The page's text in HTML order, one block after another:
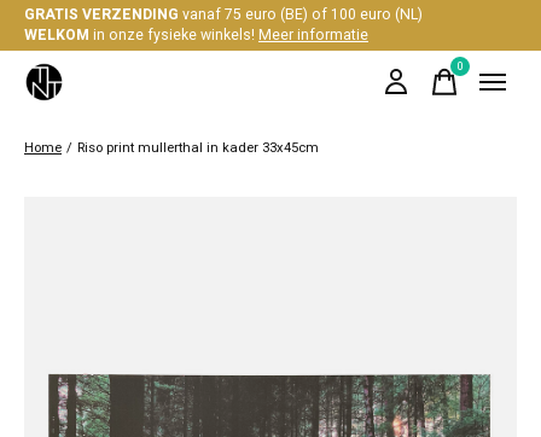
GRATIS VERZENDING vanaf 75 euro (BE) of 100 euro (NL)
WELKOM in onze fysieke winkels!Meer informatie
0items
Home / Riso print mullerthal in kader 33x45cm